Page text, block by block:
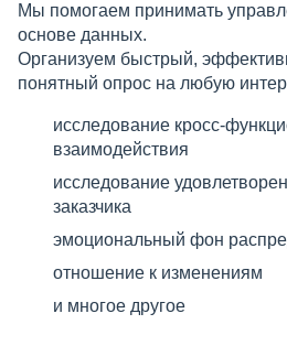
Мы помогаем принимать
основе данных.
Организуем быстрый,
понятный опрос на любую
исследование кросс-
взаимодействия
исследование
заказчика
эмоциональный фон
отношение к изменениям
и многое другое